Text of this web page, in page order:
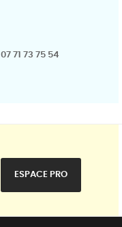
07 71 73 75 54
ESPACE PRO